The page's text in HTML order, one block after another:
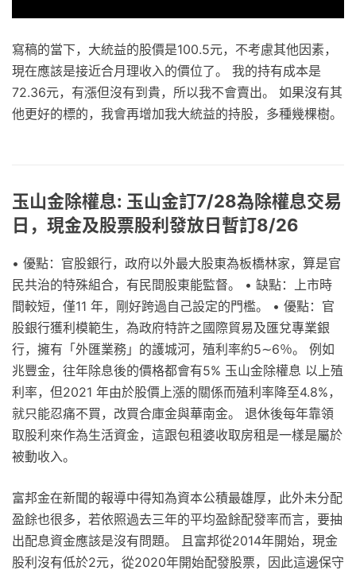
寫稿的當下，大統益的股價是100.5元，不考慮其他因素，
現在應該是接近合月理收入的價位了。 我的持有成本是
72.36元，有漲但沒有到貴，所以我不會賣出。 如果沒有其
他更好的標的，我會再增加我大統益的持股，多種幾棵樹。
玉山金除權息: 玉山金訂7/28為除權息交易
日，現金及股票股利發放日暫訂8/26
• 優點：官股銀行，政府以外最大股東為板橋林家，算是官
民共治的特殊組合，有民間股東能監督。 • 缺點：上市時
間較短，僅11 年，剛好跨過自己設定的門檻。 • 優點：官
股銀行獲利模範生，為政府特許之國際貿易及匯兌專業銀
行，擁有「外匯業務」的護城河，殖利率約5∼6％。 例如
兆豐金，往年除息後的價格都會有5% 玉山金除權息 以上殖
利率，但2021 年由於股價上漲的關係而殖利率降至4.8%，
就只能忍痛不買，改買合庫金與華南金。 退休後每年靠領
取股利來作為生活資金，這跟包租婆收取房租是一樣是屬於
被動收入。
富邦金在新聞的報導中得知為資本公積最雄厚，此外未分配
盈餘也很多，若依照過去三年的平均盈餘配發率而言，要抽
出配息資金應該是沒有問題。 且富邦從2014年開始，現金
股利沒有低於2元，從2020年開始配發股票，因此這邊保守